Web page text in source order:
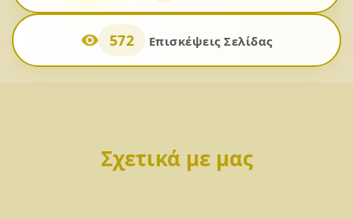
572 Επισκέψεις Σελίδας
Σχετικά με μας